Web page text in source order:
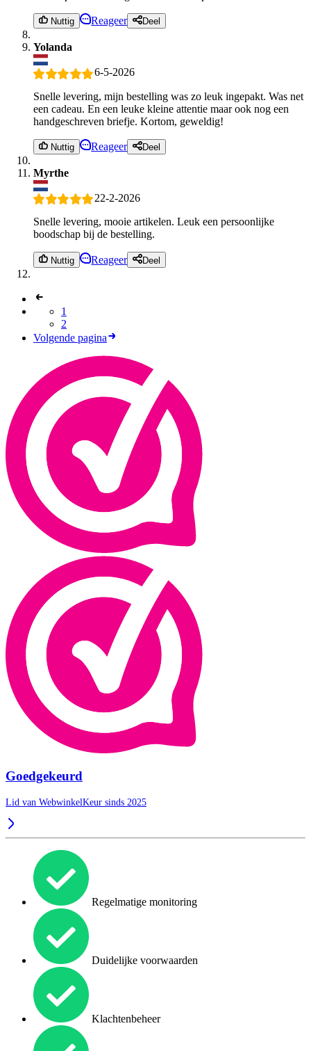
Nuttig Reageer Deel
Yolanda
6-5-2026
Snelle levering, mijn bestelling was zo leuk ingepakt. Was net
een cadeau. En een leuke kleine attentie maar ook nog een
handgeschreven briefje. Kortom, geweldig!
Nuttig Reageer Deel
Myrthe
22-2-2026
Snelle levering, mooie artikelen. Leuk een persoonlijke
boodschap bij de bestelling.
Nuttig Reageer Deel
1
2
Volgende pagina
Goedgekeurd
Lid van WebwinkelKeur sinds 2025
Regelmatige monitoring
Duidelijke voorwaarden
Klachtenbeheer